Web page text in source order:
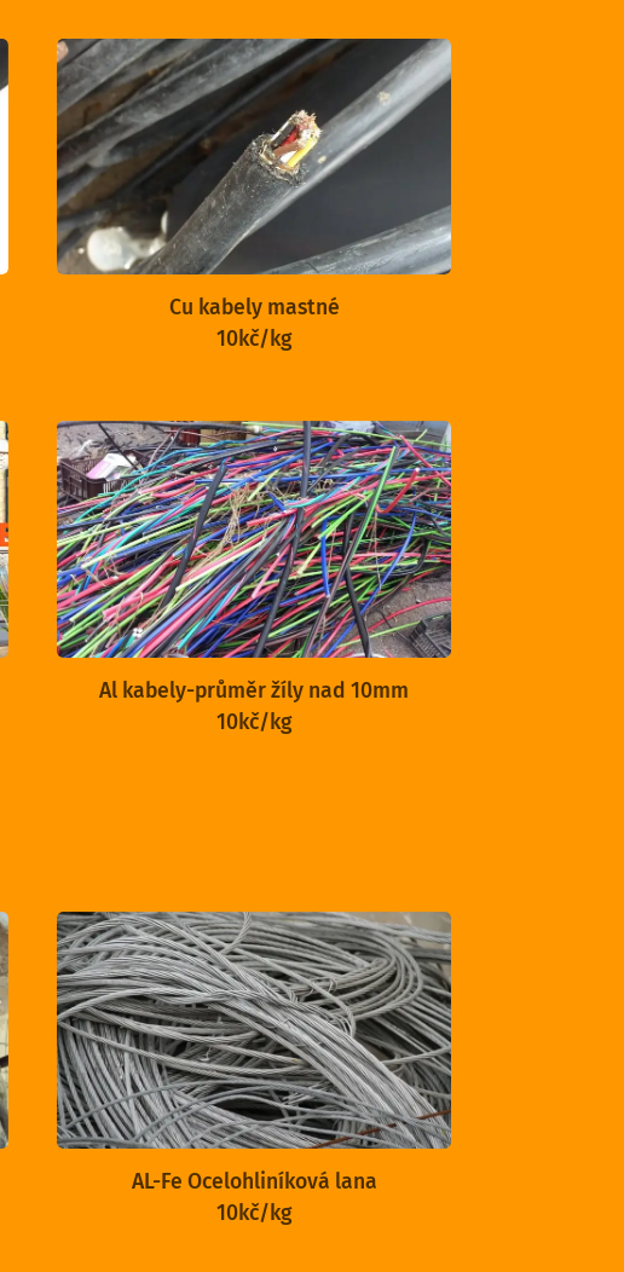
Cu kabely mastné
10kč/kg
Al kabely-průměr žíly nad 10mm
10kč/kg
AL-Fe Ocelohliníková lana
10kč/kg